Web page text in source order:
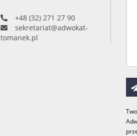
+48 (32) 271 27 90
sekretariat@adwokat-
tomanek.pl